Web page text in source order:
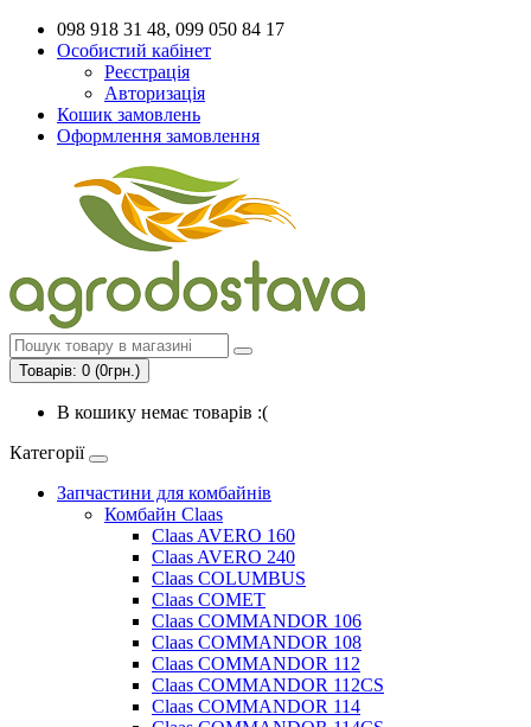
098 918 31 48, 099 050 84 17
Особистий кабінет
Реєстрація
Авторизація
Кошик замовлень
Оформлення замовлення
Товарів: 0 (0грн.)
В кошику немає товарів :(
Категорії
Запчастини для комбайнів
Комбайн Claas
Claas AVERO 160
Claas AVERO 240
Claas COLUMBUS
Claas COMET
Claas COMMANDOR 106
Claas COMMANDOR 108
Claas COMMANDOR 112
Claas COMMANDOR 112CS
Claas COMMANDOR 114